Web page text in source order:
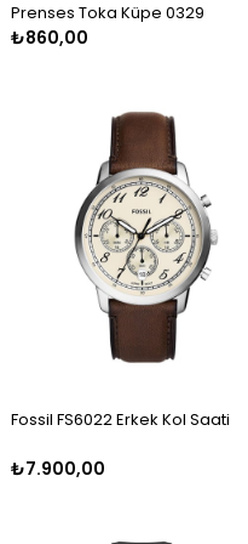
Erkek Gümüş Oksitli Kazaziye
₺2.120,00
Kadın Gümüş Mineli Set Takımı
₺9.100,00
Kadın Gümüş Baget Taşlı Zirkon
Kelepçe
₺4.100,00
Prenses Toka Küpe 0329
₺860,00
Fossil FS6022 Erkek Kol Saati
₺7.900,00